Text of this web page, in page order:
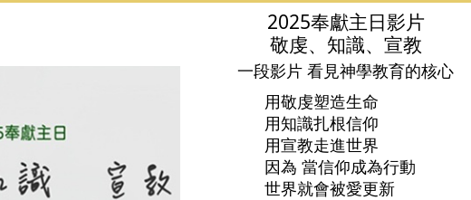
2025奉獻主日影片
敬虔、知識、宣教
一段影片 看見神學教育的核心
用敬虔塑造生命
用知識扎根信仰
用宣教走進世界
因為 當信仰成為行動
世界就會被愛更新